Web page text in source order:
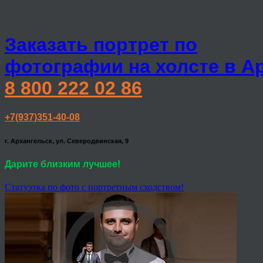
Заказать портрет по
фотографии на холсте в
8 800 222 02 86
+7(937)351-40-08
г. Архангельск, ул. Северодвинская, 9
Дарите близким лучшее!
Статуэтка по фото с портретным сходством!